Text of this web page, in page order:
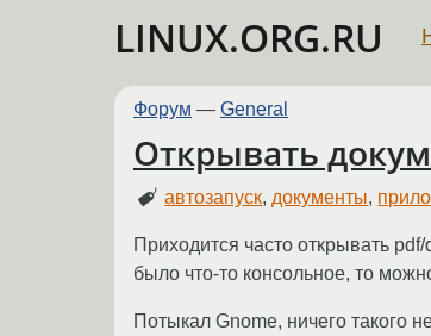
LINUX.ORG.RU
Форум — General
Открывать
автозапуск, документы,
Приходится часто открывать
было что-то консольное, то
Потыкал Gnome, ничего такого